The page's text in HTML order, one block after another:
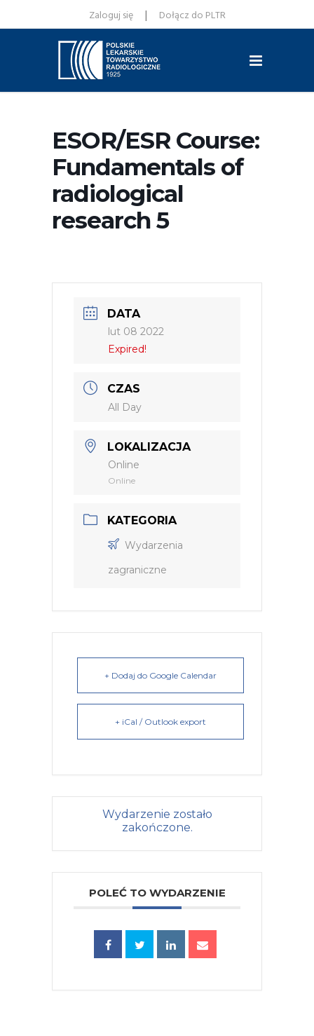
Zaloguj się | Dołącz do PLTR
ESOR/ESR Course:
Fundamentals of
radiological
research 5
DATA
lut 08 2022
Expired!
CZAS
All Day
LOKALIZACJA
Online
Online
KATEGORIA
Wydarzenia
zagraniczne
+ Dodaj do Google Calendar
+ iCal / Outlook export
Wydarzenie zostało
zakończone.
POLEĆ TO WYDARZENIE